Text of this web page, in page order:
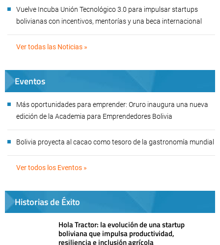
Vuelve Incuba Unión Tecnológico 3.0 para impulsar startups
bolivianas con incentivos, mentorías y una beca internacional
Ver todas las Noticias »
Eventos
Más oportunidades para emprender: Oruro inaugura una nueva
edición de la Academia para Emprendedores Bolivia
Bolivia proyecta al cacao como tesoro de la gastronomía mundial
Ver todos los Eventos »
Historias de Éxito
Hola Tractor: la evolución de una startup
boliviana que impulsa productividad,
resiliencia e inclusión agrícola